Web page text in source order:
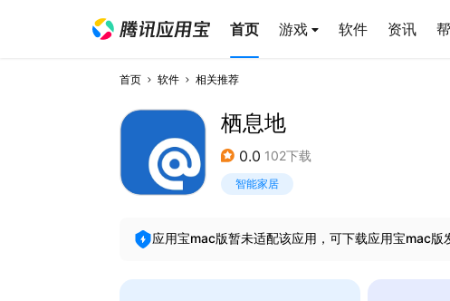
首页 游戏 软件 资讯
首页 软件 相关推荐
栖息地
0.0 102下载
智能家居
应用宝mac版暂未适配该应用，可下载应用宝mac版